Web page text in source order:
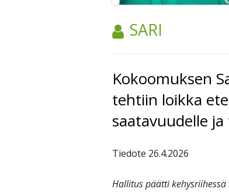
TEKIJÄ:
SARI
Kokoomuksen
tehtiin loikka
saatavuudelle
Tiedote 26.4.2026
Hallitus päätti